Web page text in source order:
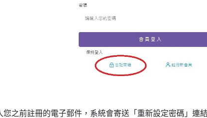
您之前註冊的電子郵件，系統會寄送「重新設定密碼」連